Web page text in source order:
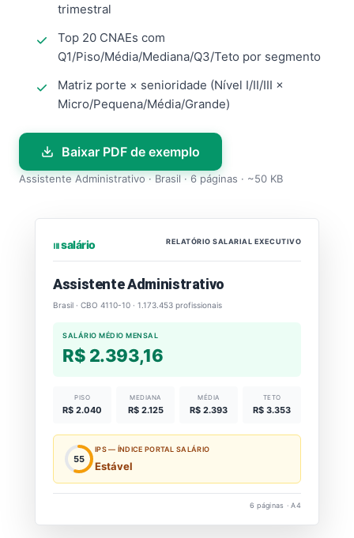
trimestral
Top 20 CNAEs com
Q1/Piso/Média/Mediana/Q3/Teto por segmento
Matriz porte × senioridade (Nível I/II/III ×
Micro/Pequena/Média/Grande)
Baixar PDF de exemplo
Assistente Administrativo · Brasil · 6 páginas · ~50 KB
⏐⏐⏐ salário RELATÓRIO SALARIAL EXECUTIVO
Assistente Administrativo
Brasil · CBO 4110-10 · 1.173.453 profissionais
SALÁRIO MÉDIO MENSAL
R$ 2.393,16
PISO
R$ 2.040
MEDIANA
R$ 2.125
MÉDIA
R$ 2.393
TETO
R$ 3.353
55
IPS — ÍNDICE PORTAL SALÁRIO
Estável
6 páginas · A4